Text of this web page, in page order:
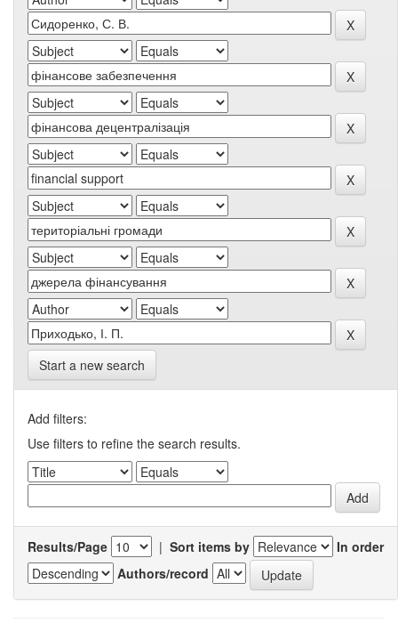
Start a new search
Add filters:
Use filters to refine the search results.
Results/Page | Sort items by
In order
Authors/record